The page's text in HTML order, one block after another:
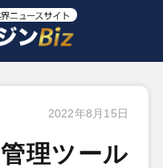
2022年8月15日
理ツール